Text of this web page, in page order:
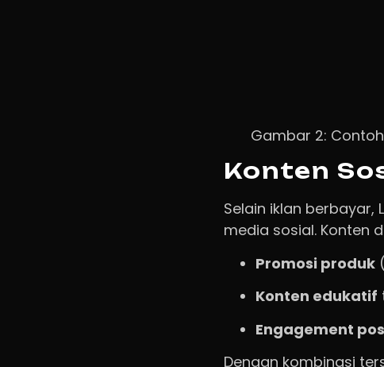
Gambar 2:
Konten
Selain iklan
media sosial. Konten
Promosi produk
Konten edukatif
Engagement
Dengan kombinasi